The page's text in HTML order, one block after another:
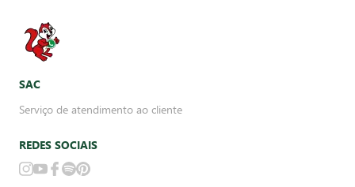
SAC
Serviço de atendimento ao cliente
REDES SOCIAIS